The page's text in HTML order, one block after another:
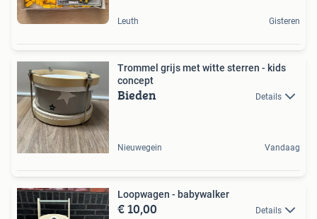
Leuth Gisteren
Trommel grijs met witte sterren - kids
concept
Bieden Details
Nieuwegein Vandaag
Loopwagen - babywalker
€ 10,00 Details